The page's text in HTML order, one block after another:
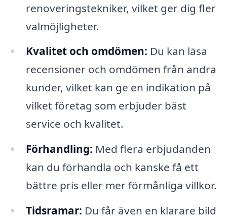
renoveringstekniker, vilket ger dig fler
valmöjligheter.
Kvalitet och omdömen: Du kan läsa
recensioner och omdömen från andra
kunder, vilket kan ge en indikation på
vilket företag som erbjuder bäst
service och kvalitet.
Förhandling: Med flera erbjudanden
kan du förhandla och kanske få ett
bättre pris eller mer förmånliga villkor.
Tidsramar: Du får även en klarare bild